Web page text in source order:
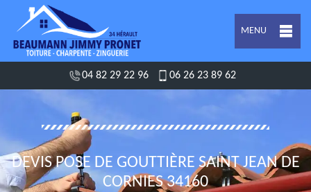
MENU
04 82 29 22 96 06 26 23 89 62
DEVIS POSE DE GOUTTIÈRE SAINT JEAN DE
CORNIES 34160